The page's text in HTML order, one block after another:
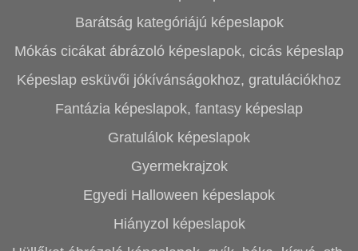
Barátság kategóriájú képeslapok
Mókás cicákat ábrázoló képeslapok, cicás képeslap
Képeslap esküvői jókívánságokhoz, gratulációkhoz
Fantázia képeslapok, fantasy képeslap
Gratulálok képeslapok
Gyermekrajzok
Egyedi Halloween képeslapok
Hiányzol képeslapok